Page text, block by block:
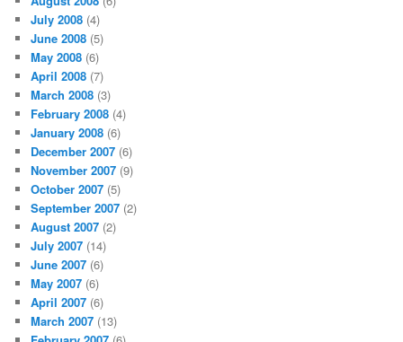
July 2008 (4)
June 2008 (5)
May 2008 (6)
April 2008 (7)
March 2008 (3)
February 2008 (4)
January 2008 (6)
December 2007 (6)
November 2007 (9)
October 2007 (5)
September 2007 (2)
August 2007 (2)
July 2007 (14)
June 2007 (6)
May 2007 (6)
April 2007 (6)
March 2007 (13)